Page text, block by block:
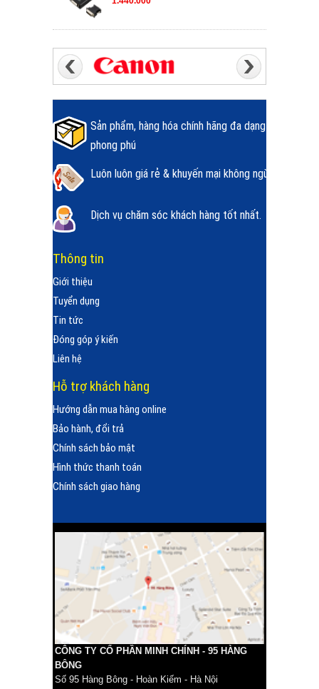
Sản phẩm, hàng hóa chính hãng đa dạng
phong phú
Luôn luôn giá rẻ & khuyến mại không ngừng.
Dịch vụ chăm sóc khách hàng tốt nhất.
Thông tin
Giới thiệu
Tuyển dụng
Tin tức
Đóng góp ý kiến
Liên hệ
Hỗ trợ khách hàng
Hướng dẫn mua hàng online
Bảo hành, đổi trả
Chính sách bảo mật
Hình thức thanh toán
Chính sách giao hàng
CÔNG TY CỔ PHẦN MINH CHÍNH - 95 HÀNG
BÔNG
Số 95 Hàng Bông - Hoàn Kiếm - Hà Nội